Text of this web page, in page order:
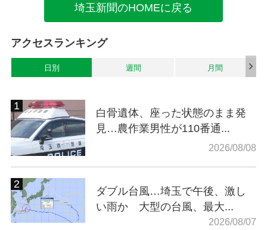
埼玉新聞のHOMEに戻る
アクセスランキング
日別 週間 月間
白骨遺体、座った状態のまま発
見…農作業男性が110番通...
2026/08/08
ダブル台風…埼玉で午後、激し
い雨か 大型の台風、最大...
2026/08/07